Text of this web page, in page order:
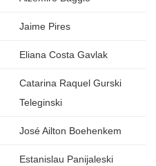
Jaime Pires
Eliana Costa Gavlak
Catarina Raquel Gurski
Teleginski
José Ailton Boehenkem
Estanislau Panijaleski